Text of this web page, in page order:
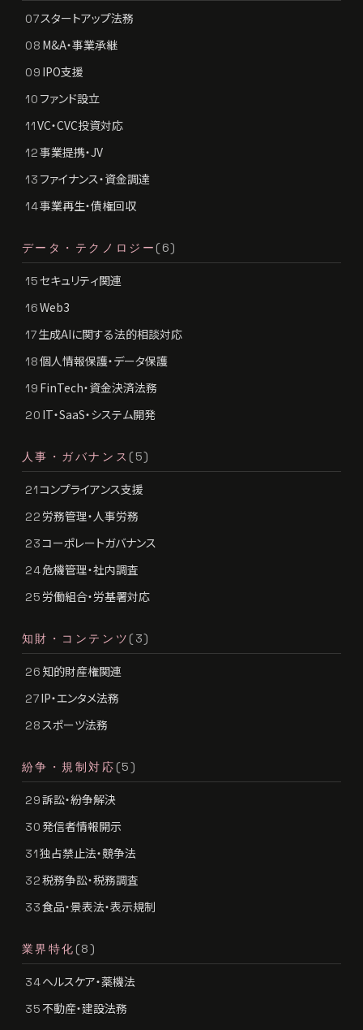
07スタートアップ法務
08 M&A・事業承継
09 IPO支援
10 ファンド設立
11VC・CVC投資対応
12事業提携・JV
13 ファイナンス・資金調達
14事業再生・債権回収
データ・テクノロジー (6)
15セキュリティ関連
16Web3
17生成AIに関する法的相談対応
18個人情報保護・データ保護
19 FinTech・資金決済法務
20 IT・SaaS・システム開発
人事・ガバナンス (5)
21コンプライアンス支援
22 労務管理・人事労務
23コーポレートガバナンス
24危機管理・社内調査
25 労働組合・労基署対応
知財・コンテンツ (3)
26 知的財産権関連
27IP・エンタメ法務
28 スポーツ法務
紛争・規制対応 (5)
29訴訟・紛争解決
30 発信者情報開示
31独占禁止法・競争法
32税務争訟・税務調査
33食品・景表法・表示規制
業界特化 (8)
34ヘルスケア・薬機法
35不動産・建設法務